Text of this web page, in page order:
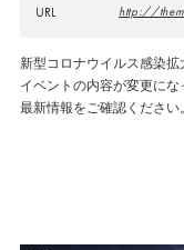
URL http://
新型コロナウイルス感染
イベントの内容が変更に
最新情報をご確認ください。